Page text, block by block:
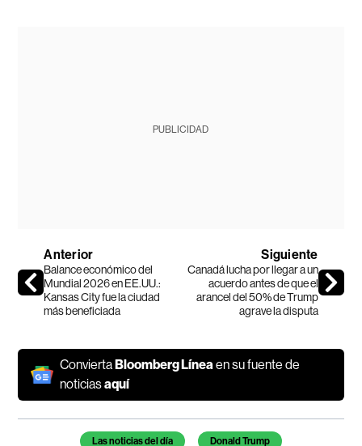
PUBLICIDAD
Anterior
Balance económico del
Mundial 2026 en EE.UU.:
Kansas City fue la ciudad
más beneficiada
Siguiente
Canadá lucha por llegar a un
acuerdo antes de que el
arancel del 50% de Trump
agrave la disputa
ConviertaBloomberg Líneaen su fuente de
noticiasaquí
Temas de este artículo
Las noticias del día Donald Trump